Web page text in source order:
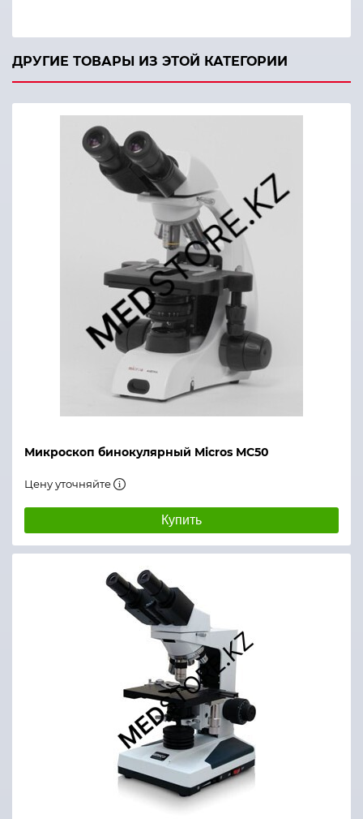
ДРУГИЕ ТОВАРЫ ИЗ ЭТОЙ КАТЕГОРИИ
Микроскоп бинокулярный Micros МС50
Цену уточняйте
Купить